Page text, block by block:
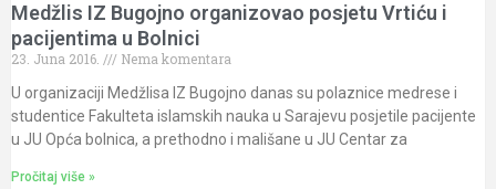
Medžlis IZ Bugojno organizovao posjetu Vrtiću i
pacijentima u Bolnici
23. Juna 2016.
Nema komentara
U organizaciji Medžlisa IZ Bugojno danas su polaznice medrese i
studentice Fakulteta islamskih nauka u Sarajevu posjetile pacijente
u JU Opća bolnica, a prethodno i mališane u JU Centar za
Pročitaj više »